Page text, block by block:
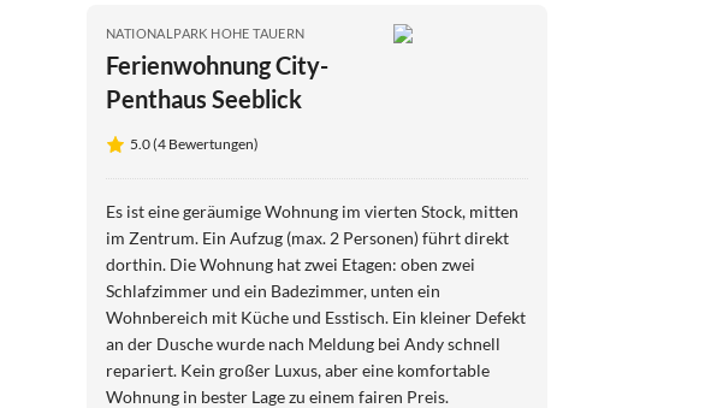
NATIONALPARK HOHE TAUERN
Ferienwohnung City-
Penthaus Seeblick
5.0 (4 Bewertungen)
Es ist eine geräumige Wohnung im vierten Stock, mitten
im Zentrum. Ein Aufzug (max. 2 Personen) führt direkt
dorthin. Die Wohnung hat zwei Etagen: oben zwei
Schlafzimmer und ein Badezimmer, unten ein
Wohnbereich mit Küche und Esstisch. Ein kleiner Defekt
an der Dusche wurde nach Meldung bei Andy schnell
repariert. Kein großer Luxus, aber eine komfortable
Wohnung in bester Lage zu einem fairen Preis.